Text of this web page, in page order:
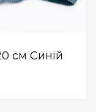
см Синій